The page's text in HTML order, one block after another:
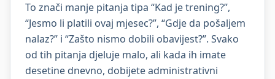
To znači manje pitanja tipa “Kad je trening?”,
“Jesmo li platili ovaj mjesec?”, “Gdje da pošaljem
nalaz?” i “Zašto nismo dobili obavijest?”. Svako
od tih pitanja djeluje malo, ali kada ih imate
desetine dnevno, dobijete administrativni